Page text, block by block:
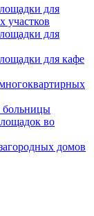
для
участков
для
для кафе
больницы
во
домов